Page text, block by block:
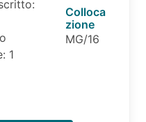
1
Colloca
zione
MG/16